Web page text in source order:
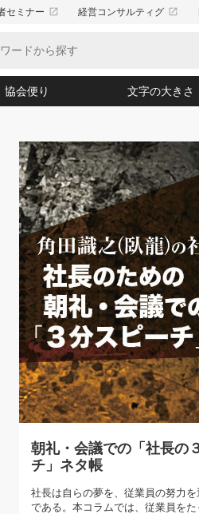
セミナー launch 経営コンサルティグ launch
86回 「言葉狩り」
(34)
どこ
イング経営入
り(210)
思われる 気配りの達人(127)
ル(92)
識(57)
育の決め手(203)
て」(38)
ランク上の手紙・メール術(100)
は会社守成の好機(38)
人間力の磨き方」(86)
え 東洋思想に学ぶ経営学(132)
指導者たち」(32)
略”(30)
ろ心平の ──社長のための「か・ら・
ルＡＶを味方に！新・仕事術(180)
ー脳の鍛え方(32)
を楽しむ基礎レッスン(12)
社長が読むべき今月の4冊(88)
で楽しむ読書術(162)
「氣」(30)
ポーツ・ビジネスに学ぶ心理学(98)
喜の『これぞ！"本物の温泉"』(157)
協会便り
「愛読者通信」著者インタビュー(44)
ビジネス見聞録 経営ニュース(100)
作間信司の経営無形庵(けいえいむぎ
経営セミナー情報局(1)
繁栄への着眼点 牟田太陽(76)
講話を聞いて学ぼう 実学・耳学・
(7)
文字の大きさ
朝礼・会議での「社長の
チ」ネタ帳
社長は自らの夢を、従業員の努力を
である。本コラムでは、従業員を